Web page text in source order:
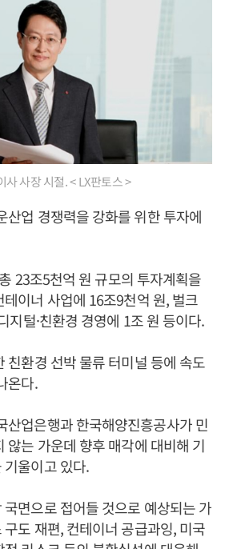
사 사장 시절. < LX판토스 >
산업 경쟁력을 강화를 위한 투자에
23조5천억 원 규모의 투자계획을
이너 사업에 16조9천억 원, 벌크
지털·친환경 경영에 1조 원 등이다.
친환경 선박 물류 터미널 등에 속도
온다.
산업은행과 한국해양진흥공사가 민
않는 가운데 향후 매각에 대비해 기
울이고 있다.
면으로 접어들 것으로 예상되는 가
도 재편, 컨테이너 공급과잉, 미국